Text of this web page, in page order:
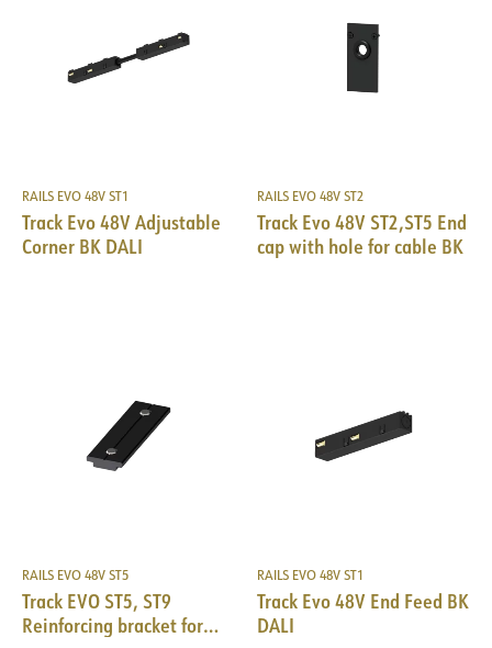
RAILS EVO 48V ST1
Track Evo 48V Adjustable
Corner BK DALI
RAILS EVO 48V ST2
Track Evo 48V ST2,ST5 End
cap with hole for cable BK
RAILS EVO 48V ST5
Track EVO ST5, ST9
Reinforcing bracket for
RAILS EVO 48V ST1
Track Evo 48V End Feed BK
DALI